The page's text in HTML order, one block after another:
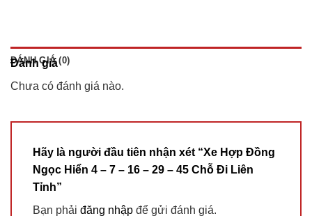
ĐÁNH GIÁ (0)
Đánh giá
Chưa có đánh giá nào.
Hãy là người đầu tiên nhận xét “Xe Hợp Đồng
Ngọc Hiển 4 – 7 – 16 – 29 – 45 Chỗ Đi Liên
Tỉnh”
Bạn phải đăng nhập để gửi đánh giá.